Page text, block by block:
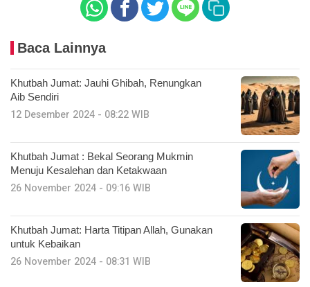
Baca Lainnya
Khutbah Jumat: Jauhi Ghibah, Renungkan
Aib Sendiri
12 Desember 2024 - 08:22 WIB
Khutbah Jumat : Bekal Seorang Mukmin
Menuju Kesalehan dan Ketakwaan
26 November 2024 - 09:16 WIB
Khutbah Jumat: Harta Titipan Allah, Gunakan
untuk Kebaikan
26 November 2024 - 08:31 WIB